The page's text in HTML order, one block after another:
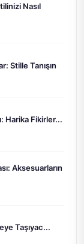
Nasıl
Stille Tanışın
Harika Fikirler...
Aksesuarların
Taşıyac...